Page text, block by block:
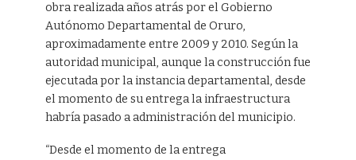
obra realizada años atrás por el Gobierno
Autónomo Departamental de Oruro,
aproximadamente entre 2009 y 2010. Según la
autoridad municipal, aunque la construcción fue
ejecutada por la instancia departamental, desde
el momento de su entrega la infraestructura
habría pasado a administración del municipio.
“Desde el momento de la entrega